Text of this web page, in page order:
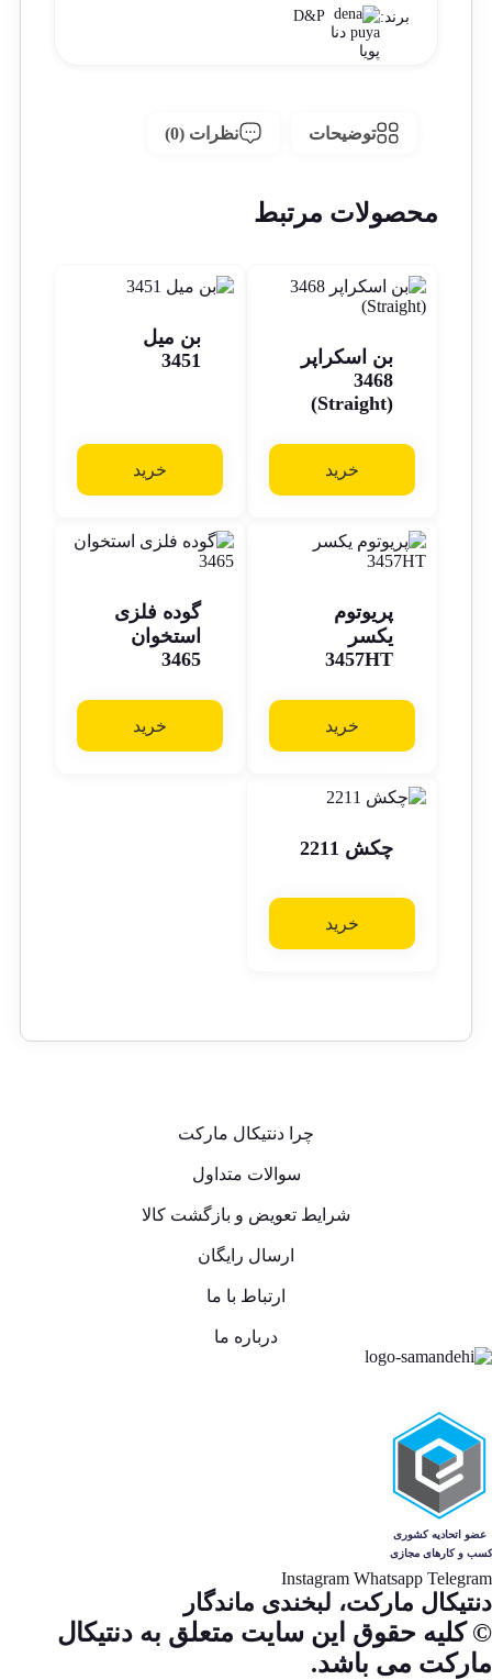
برند: D&P
توضیحات نظرات (0)
محصولات مرتبط
بن اسکراپر
3468
(Straight)
خرید
بن میل
3451
خرید
پریوتوم
یکسر
3457HT
خرید
گوده فلزی
استخوان
3465
خرید
چکش 2211
خرید
چرا دنتیکال مارکت
سوالات متداول
شرایط تعویض و بازگشت کالا
ارسال رایگان
ارتباط با ما
درباره ما
Telegram
Whatsapp
Instagram
دنتیکال مارکت، لبخندی ماندگار
© کلیه حقوق این سایت متعلق به دنتیکال
مارکت می باشد.